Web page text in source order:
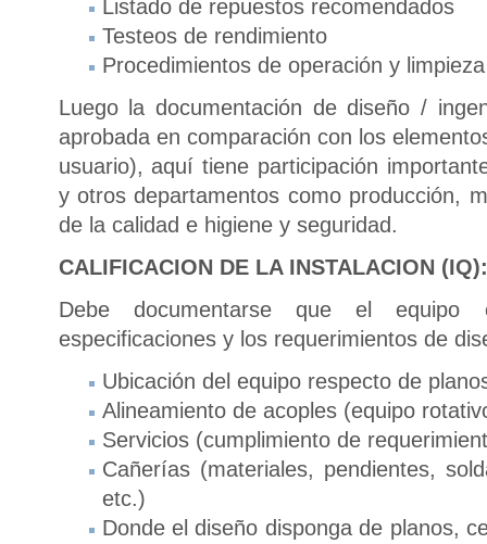
Listado de repuestos recomendados
Testeos de rendimiento
Procedimientos de operación y limpieza
Luego la documentación de diseño /
aprobada en comparación con los
usuario), aquí tiene participación
y otros departamentos como producción,
de la calidad e higiene y seguridad.
CALIFICACION DE LA INSTALACION (IQ):
Debe documentarse que el equipo
especificaciones y los requerimientos de
Ubicación del equipo respecto de
Alineamiento de acoples (equipo
Servicios (cumplimiento de
Cañerías (materiales, pendientes,
etc.)
Donde el diseño disponga de planos,